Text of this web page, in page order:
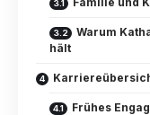
Warum
hält
Frühes